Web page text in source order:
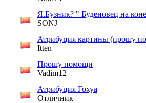
Я.Бузник? " Буденовец на
SONJ
Атрибуция картины (прошу
Itten
Прошу помощи
Vadim12
Атрибуция Гохуа
Отличник